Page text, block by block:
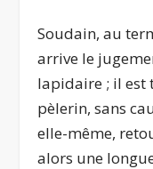
Soudain, au
arrive le
lapidaire ; il est
pèlerin, sans
elle-même,
alors une